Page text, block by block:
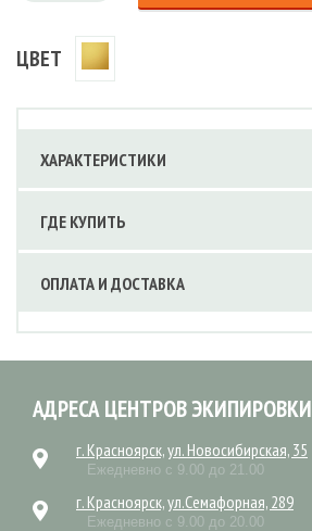
ЦВЕТ
ХАРАКТЕРИСТИКИ
ГДЕ КУПИТЬ
ОПЛАТА И ДОСТАВКА
АДРЕСА ЦЕНТРОВ ЭКИПИРОВКИ
г. Красноярск, ул. Новосибирская, 35
Ежедневно с 9.00 до 21.00
г. Красноярск, ул.Семафорная, 289
Ежедневно с 9.00 до 20.00